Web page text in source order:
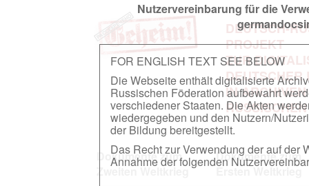
Nutzervereinbarung für die
FOR ENGLISH TEXT SEE BELOW
Die Webseite enthält digitalisierte
Russischen Föderation aufbewahrt
verschiedener Staaten. Die Akten
wiedergegeben und den Nutzern/
der Bildung bereitgestellt.
Das Recht zur Verwendung der auf der
Annahme der folgenden
DEUTSCH-
PROJEKT
ZUR
DEUTSCHER
IN
Dokumente zum
Zweiten Weltkrieg
Dokumente zum
Ersten Weltkrieg